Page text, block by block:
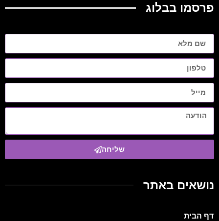
פרסמו בבלוג
שליחה
נושאים באתר
דף הבית